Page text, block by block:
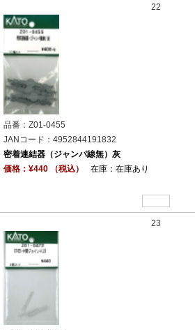
22
品番：Z01-0455
JANコード：4952844191832
密着連結器（ジャンパ線無）灰
価格：¥440 （税込）
在庫：在庫あり
23